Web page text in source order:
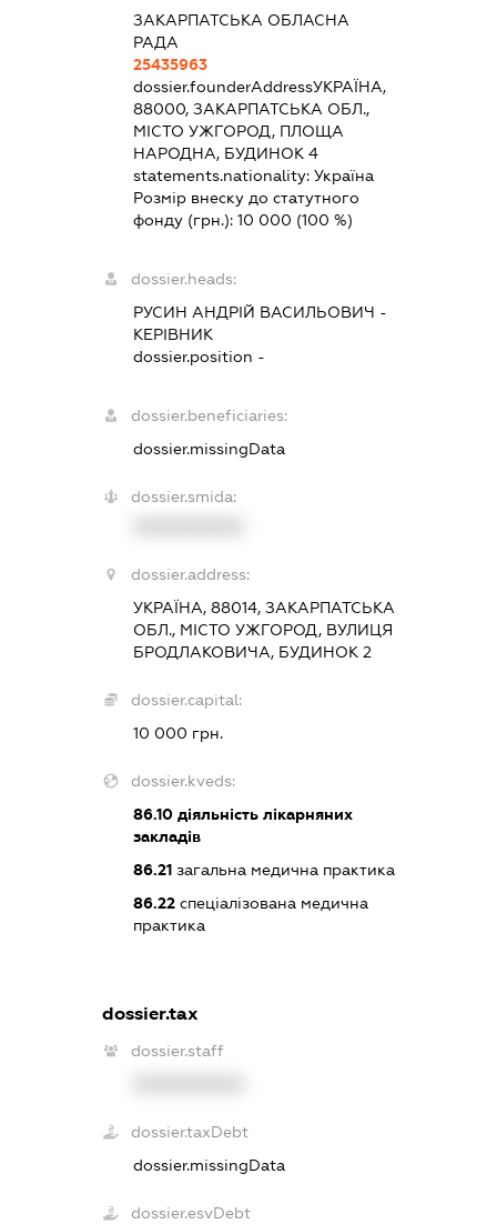
ЗАКАРПАТСЬКА ОБЛАСНА
РАДА
25435963
dossier.founderAddressУКРАЇНА,
88000, ЗАКАРПАТСЬКА ОБЛ.,
МІСТО УЖГОРОД, ПЛОЩА
НАРОДНА, БУДИНОК 4
statements.nationality: Україна
Розмір внеску до статутного
фонду (грн.): 10 000 (100 %)
dossier.heads:
РУСИН АНДРІЙ ВАСИЛЬОВИЧ -
КЕРІВНИК
dossier.position -
dossier.beneficiaries:
dossier.missingData
dossier.smida:
dossier.address:
УКРАЇНА, 88014, ЗАКАРПАТСЬКА
ОБЛ., МІСТО УЖГОРОД, ВУЛИЦЯ
БРОДЛАКОВИЧА, БУДИНОК 2
dossier.capital:
10 000 грн.
dossier.kveds:
86.10діяльність лікарняних
закладів
86.21загальна медична практика
86.22спеціалізована медична
практика
dossier.tax
dossier.staff
dossier.taxDebt
dossier.missingData
dossier.esvDebt